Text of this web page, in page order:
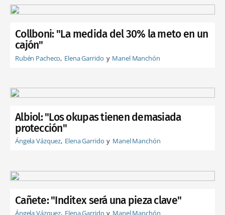
Collboni: "La medida del 30% la meto en un
cajón"
Rubén Pacheco Elena Garrido Manel Manchón
Albiol: "Los okupas tienen demasiada
protección"
Ángela Vázquez Elena Garrido Manel Manchón
Cañete: "Inditex será una pieza clave"
Ángela Vázquez Elena Garrido Manel Manchón